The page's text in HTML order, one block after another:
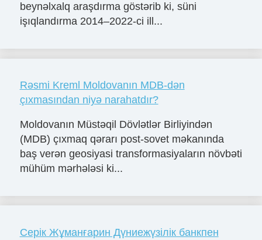
beynəlxalq araşdırma göstərib ki, süni
işıqlandırma 2014–2022-ci ill...
Rəsmi Kreml Moldovanın MDB-dən
çıxmasından niyə narahatdır?
Moldovanın Müstəqil Dövlətlər Birliyindən
(MDB) çıxmaq qərarı post-sovet məkanında
baş verən geosiyasi transformasiyaların növbəti
mühüm mərhələsi ki...
Серік Жұманғарин Дүниежүзілік банкпен